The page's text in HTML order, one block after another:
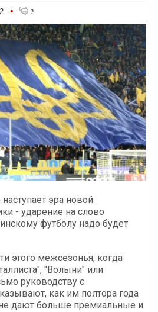
• 2
эра новой
- ударение на слово
футболу надо будет
этого межсезонья, когда
"Волыни" или
руководству с
как им полтора года
не дают больше премиальные и